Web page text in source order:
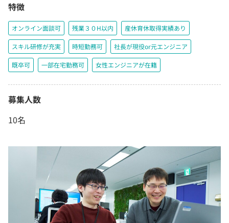
特徴
オンライン面談可 残業３０H以内 産休育休取得実績あり
スキル研修が充実 時短勤務可 社長が現役or元エンジニア
既卒可 一部在宅勤務可 女性エンジニアが在籍
募集人数
10名